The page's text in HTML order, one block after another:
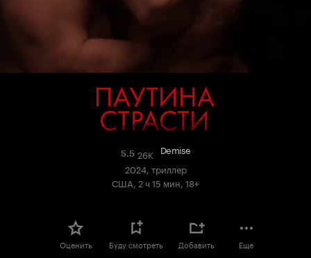
5.5Рейтинг
Кинопоиска
26K Demise
2024, триллер
США, 2 ч 15 мин, 18+
Оценить Буду смотреть Добавить Еще